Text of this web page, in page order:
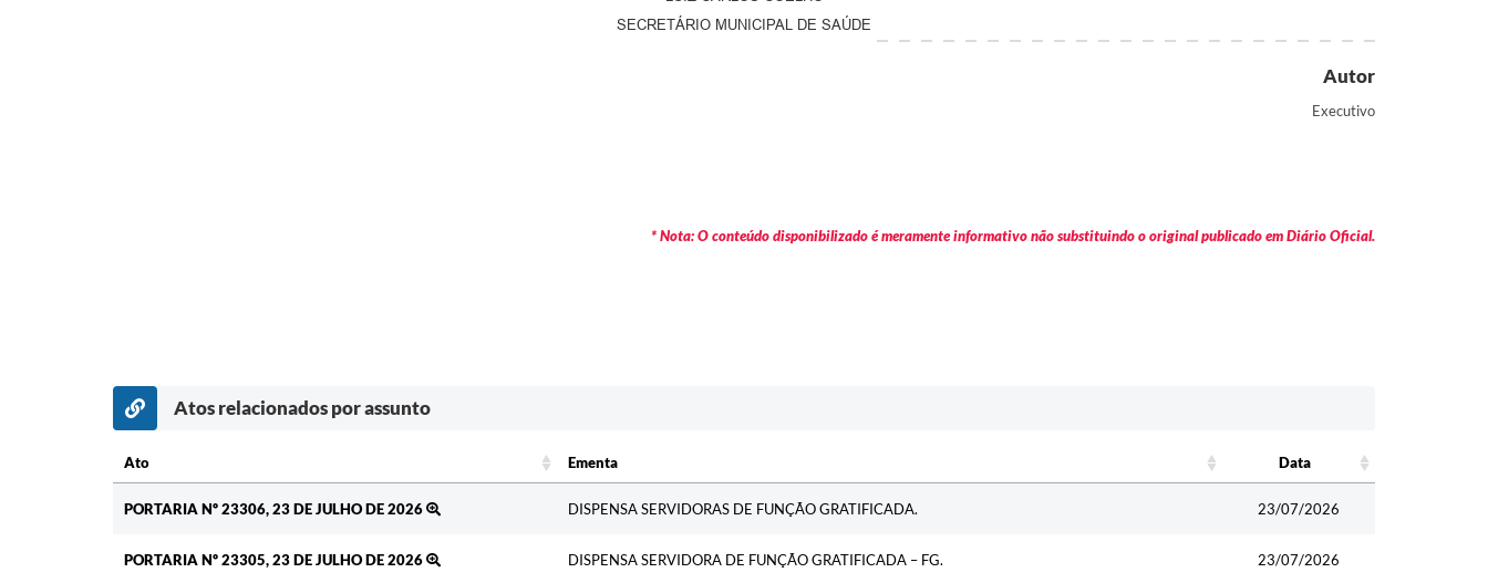
SECRETÁRIO MUNICIPAL DE SAÚDE
Autor
Executivo
* Nota: O conteúdo disponibilizado é meramente informativo não substituindo o original publicado em Diário Oficial.
Atos relacionados por assunto
Ato Ementa
Data
PORTARIA Nº 23306, 23 DE JULHO DE 2026
DISPENSA SERVIDORAS DE FUNÇÃO GRATIFICADA. 23/07/2026
PORTARIA Nº 23305, 23 DE JULHO DE 2026 DISPENSA SERVIDORA DE FUNÇÃO GRATIFICADA – FG. 23/07/2026